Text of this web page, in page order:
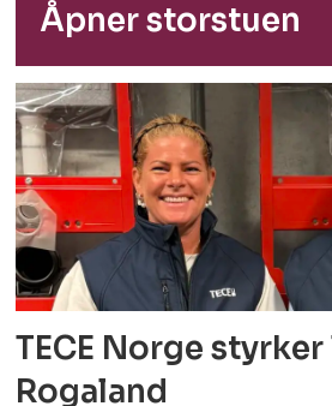
Åpner storstuen
TECE Norge
Rogaland